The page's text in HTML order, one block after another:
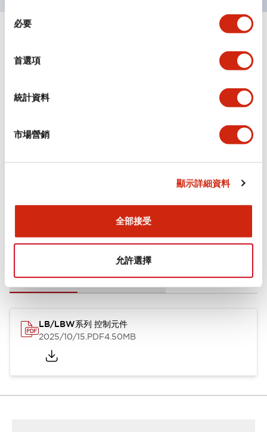
必要
首選項
統計資料
市場營銷
顯示詳細資料
全部接受
允許選擇
審美規範
環境規範
機械規格
安裝和安裝規範
文件和檔案
型錄和宣傳手冊 CAD檔 認證與標準
LB/LBW系列 控制元件
2025/10/15.PDF4.50MB